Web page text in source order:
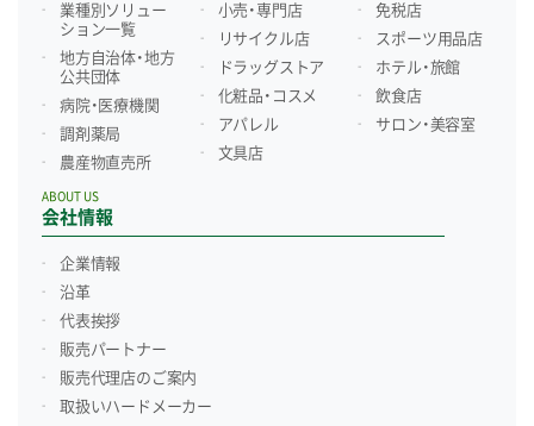
業種別ソリュー
ション一覧
地方自治体・地方
公共団体
病院・医療機関
調剤薬局
農産物直売所
小売・専門店
リサイクル店
ドラッグストア
化粧品・コスメ
アパレル
文具店
免税店
スポーツ用品店
ホテル・旅館
飲食店
サロン・美容室
会社情報
ABOUT US
企業情報
沿革
代表挨拶
販売パートナー
販売代理店のご案内
取扱いハードメーカー